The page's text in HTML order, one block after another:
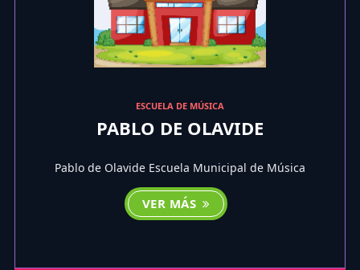
ESCUELA DE MÚSICA
PABLO DE OLAVIDE
Pablo de Olavide Escuela Municipal de Música
VER MÁS